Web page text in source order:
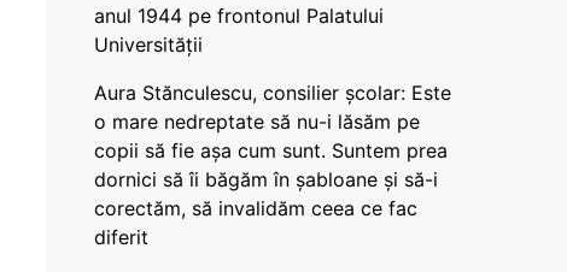
anul 1944 pe frontonul Palatului
Universității
Aura Stănculescu, consilier școlar: Este
o mare nedreptate să nu-i lăsăm pe
copii să fie așa cum sunt. Suntem prea
dornici să îi băgăm în șabloane și să-i
corectăm, să invalidăm ceea ce fac
diferit